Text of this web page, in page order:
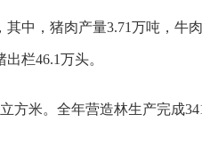
中，猪肉产量3.71万吨，牛
栏46.1万头。
方米。全年营造林生产完成